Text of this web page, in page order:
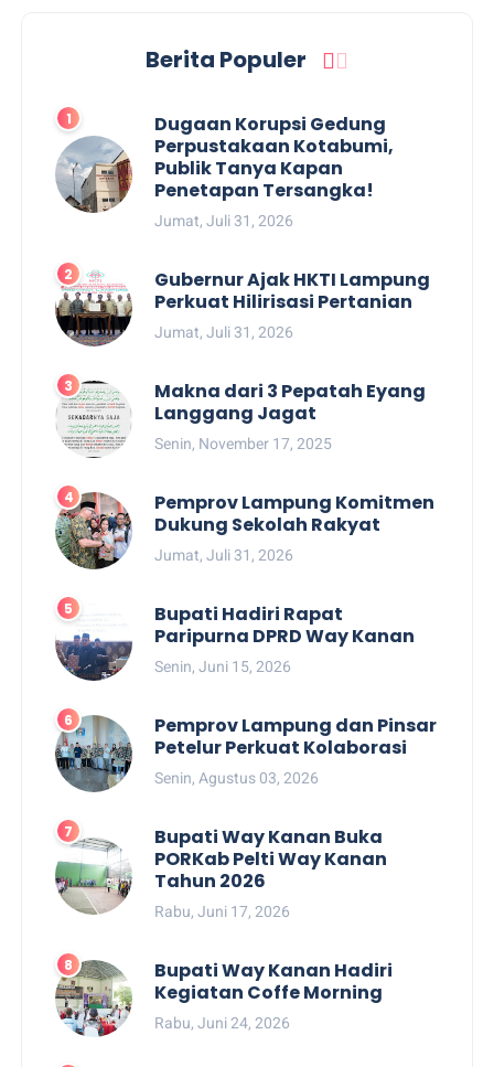
Berita Populer
Dugaan Korupsi Gedung
Perpustakaan Kotabumi,
Publik Tanya Kapan
Penetapan Tersangka!
Jumat, Juli 31, 2026
Gubernur Ajak HKTI Lampung
Perkuat Hilirisasi Pertanian
Jumat, Juli 31, 2026
Makna dari 3 Pepatah Eyang
Langgang Jagat
Senin, November 17, 2025
Pemprov Lampung Komitmen
Dukung Sekolah Rakyat
Jumat, Juli 31, 2026
Bupati Hadiri Rapat
Paripurna DPRD Way Kanan
Senin, Juni 15, 2026
Pemprov Lampung dan Pinsar
Petelur Perkuat Kolaborasi
Senin, Agustus 03, 2026
Bupati Way Kanan Buka
PORKab Pelti Way Kanan
Tahun 2026
Rabu, Juni 17, 2026
Bupati Way Kanan Hadiri
Kegiatan Coffe Morning
Rabu, Juni 24, 2026